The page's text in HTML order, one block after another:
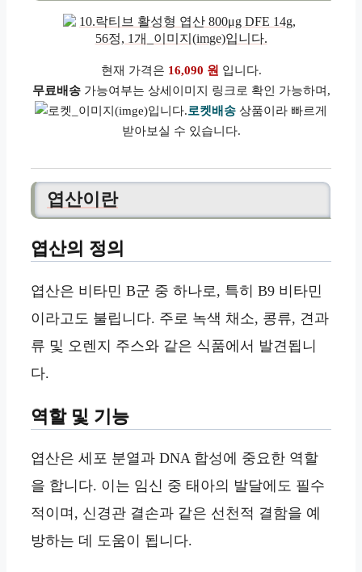
현재 가격은 16,090 원 입니다.
무료배송가능여부는 상세이미지 링크로 확인 가능하며,
로켓배송 상품이라 빠르게
받아보실 수 있습니다.
엽산이란
엽산의 정의
엽산은 비타민 B군 중 하나로, 특히 B9 비타민
이라고도 불립니다. 주로 녹색 채소, 콩류, 견과
류 및 오렌지 주스와 같은 식품에서 발견됩니
다.
역할 및 기능
엽산은 세포 분열과 DNA 합성에 중요한 역할
을 합니다. 이는 임신 중 태아의 발달에도 필수
적이며, 신경관 결손과 같은 선천적 결함을 예
방하는 데 도움이 됩니다.